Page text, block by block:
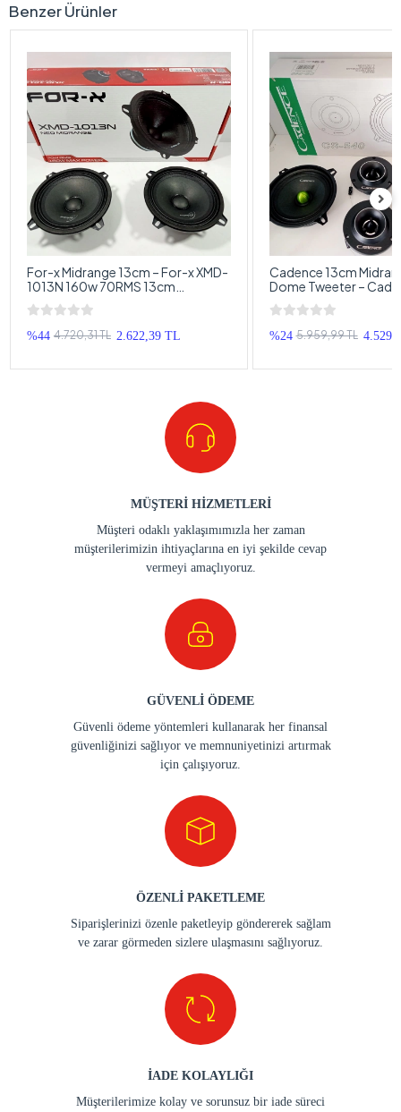
Benzer Ürünler
For-x Midrange 13cm – For-x XMD-
1013N 160w 70RMS 13cm
Midrange Hoparlör
%44 4.720,31 TL 2.622,39 TL
Cadence 13cm
Dome Tweeter –
Takımı CS-540
%24 5.959,99 TL
MÜŞTERİ HİZMETLERİ
Müşteri odaklı yaklaşımımızla her zaman
müşterilerimizin ihtiyaçlarına en iyi şekilde cevap
vermeyi amaçlıyoruz.
GÜVENLİ ÖDEME
Güvenli ödeme yöntemleri kullanarak her finansal
güvenliğinizi sağlıyor ve memnuniyetinizi artırmak
için çalışıyoruz.
ÖZENLİ PAKETLEME
Siparişlerinizi özenle paketleyip göndererek sağlam
ve zarar görmeden sizlere ulaşmasını sağlıyoruz.
İADE KOLAYLIĞI
Müşterilerimize kolay ve sorunsuz bir iade süreci